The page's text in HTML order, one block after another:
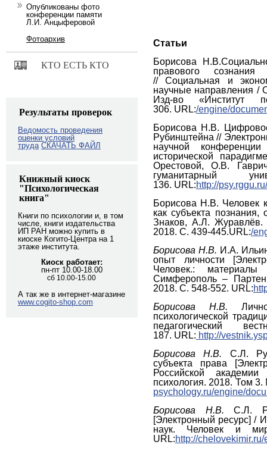
Статьи
Борисова
правового
// Социальная и
научные направления /
Изд-во «Институт
306. URL:/engine/
Борисова Н.В.
Рубинштейна //
научной
исторической
Орестовой, О.В.
гуманитарный
136. URL:http://
Борисова Н.В. Человек
как субъекта
Знаков, А.Л. Журавлёв.
2018. С. 439-445.URL:/
Борисова Н.В. И.А.
опыт личности
Человек.:
Симферополь –
2018. С. 548-552. URL:
Борисова Н.В.
психологической
187. URL: http://
Борисова Н.В. С.Л.
субъекта права
Российской
психология. 2018. Том
psychology.ru/engine/
Борисова Н.В. С.Л.
[Электронный ресурс] /
наук. Человек и
URL:http://
Опубликованы фото
конференции памяти
Л.И. Анцыферовой
Фотоархив
КТО ЕСТЬ КТО
Результаты проверок
Ведомость проведения
оценки условий
труда СКАЧАТЬ ФАЙЛ
Книжный киоск
"Психологическая
книга"
Книги по психологии и, в том
числе, книги издательства
ИП РАН можно купить в
киоске Когито-Центра на 1
этаже института.
Киоск работает:
пн-пт 10.00-18.00
сб 10.00-15.00
А так же в интернет-магазине
www.cogito-shop.com